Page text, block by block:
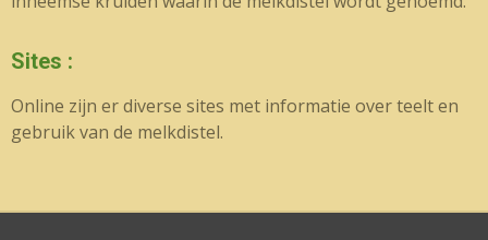
Sites :
Online zijn er diverse sites met informatie over teelt en
gebruik van de melkdistel.